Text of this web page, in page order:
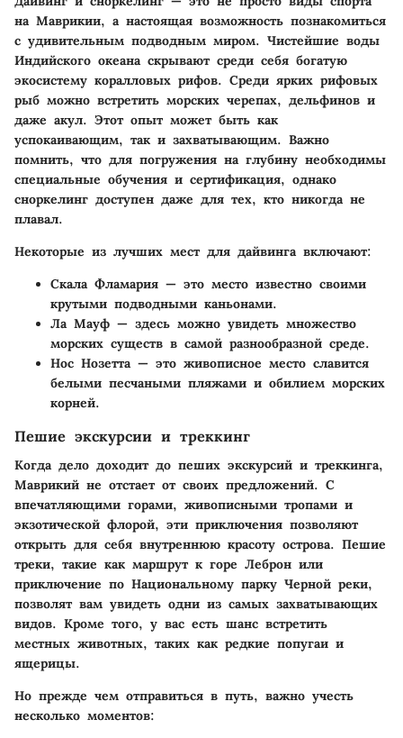
на Маврикии, а настоящая возможность познакомиться
с удивительным подводным миром. Чистейшие воды
Индийского океана скрывают среди себя богатую
экосистему коралловых рифов. Среди ярких рифовых
рыб можно встретить морских черепах, дельфинов и
даже акул. Этот опыт может быть как
успокаивающим, так и захватывающим. Важно
помнить, что для погружения на глубину необходимы
специальные обучения и сертификация, однако
сноркелинг доступен даже для тех, кто никогда не
плавал.
Некоторые из лучших мест для дайвинга включают:
Скала Фламария — это место известно своими
крутыми подводными каньонами.
Ла Мауф — здесь можно увидеть множество
морских существ в самой разнообразной среде.
Нос Нозетта— это живописное место славится
белыми песчаными пляжами и обилием морских
корней.
Пешие экскурсии и треккинг
Когда дело доходит до пеших экскурсий и треккинга,
Маврикий не отстает от своих предложений. С
впечатляющими горами, живописными тропами и
экзотической флорой, эти приключения позволяют
открыть для себя внутреннюю красоту острова. Пешие
треки, такие как маршрут к горе Леброн или
приключение по Национальному парку Черной реки,
позволят вам увидеть одни из самых захватывающих
видов. Кроме того, у вас есть шанс встретить
местных животных, таких как редкие попугаи и
ящерицы.
Но прежде чем отправиться в путь, важно учесть
несколько моментов: